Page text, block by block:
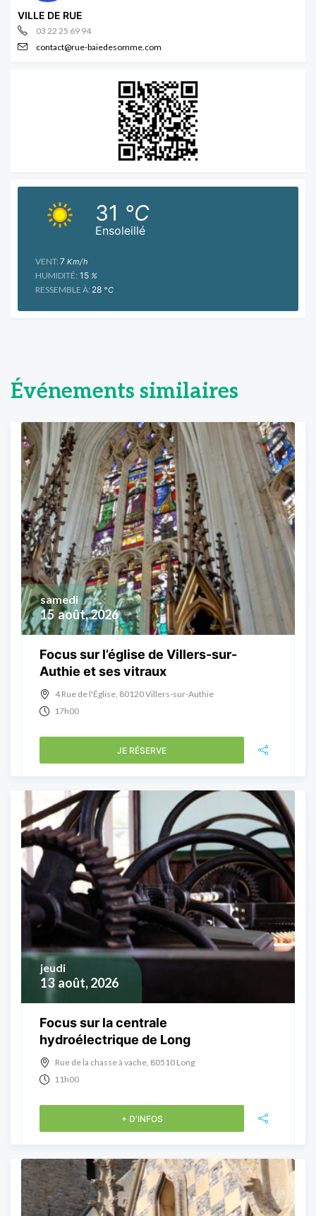
VILLE DE RUE
03 22 25 69 94
contact@rue-baiedesomme.com
Ensoleillé
31 °C
VENT: 7 Km/h
HUMIDITÉ: 15 %
RESSEMBLE À: 28 °C
Événements similaires
15 août, 2026
samedi
Focus sur l’église de Villers-sur-
Authie et ses vitraux
4 Rue de l'Église, 80120 Villers-sur-Authie
17h00
JE RÉSERVE
13 août, 2026
jeudi
Focus sur la centrale
hydroélectrique de Long
Rue de la chasse à vache, 80510 Long
11h00
+ D'INFOS